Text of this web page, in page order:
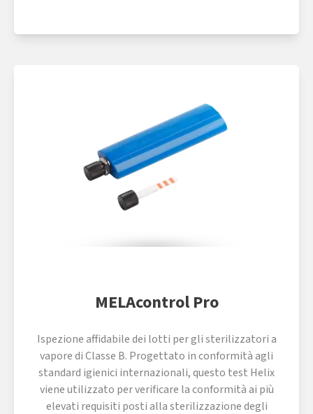
MELAcontrol Pro
Ispezione affidabile dei lotti per gli sterilizzatori a
vapore di Classe B. Progettato in conformità agli
standard igienici internazionali, questo test Helix
viene utilizzato per verificare la conformità ai più
elevati requisiti posti alla sterilizzazione degli